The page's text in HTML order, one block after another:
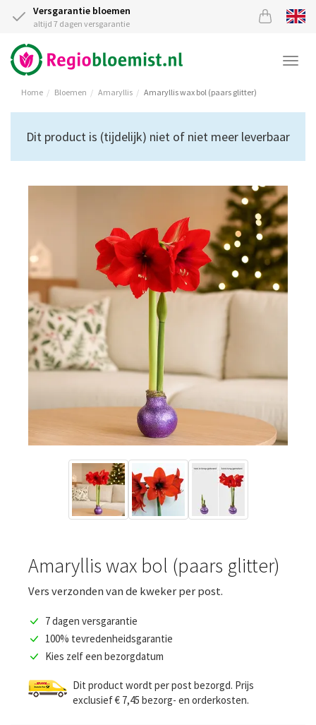
Versgarantie bloemen
altijd 7 dagen versgarantie
Home Bloemen Amaryllis Amaryllis wax bol (paars glitter)
Dit product is (tijdelijk) niet of niet meer leverbaar
Amaryllis wax bol (paars glitter)
Vers verzonden van de kweker per post.
7 dagen versgarantie
100% tevredenheidsgarantie
Kies zelf een bezorgdatum
Dit product wordt per post bezorgd. Prijs
exclusief € 7,45 bezorg- en orderkosten.